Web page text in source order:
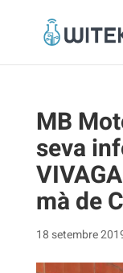
MB
seva
mà de
18 setembre